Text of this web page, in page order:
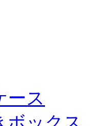
ース